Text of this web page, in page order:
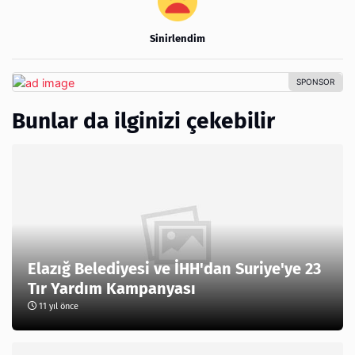
Sinirlendim
Bunlar da ilginizi çekebilir
Elazığ Belediyesi ve İHH'dan Suriye'ye 23
Tır Yardım Kampanyası
11 yıl önce